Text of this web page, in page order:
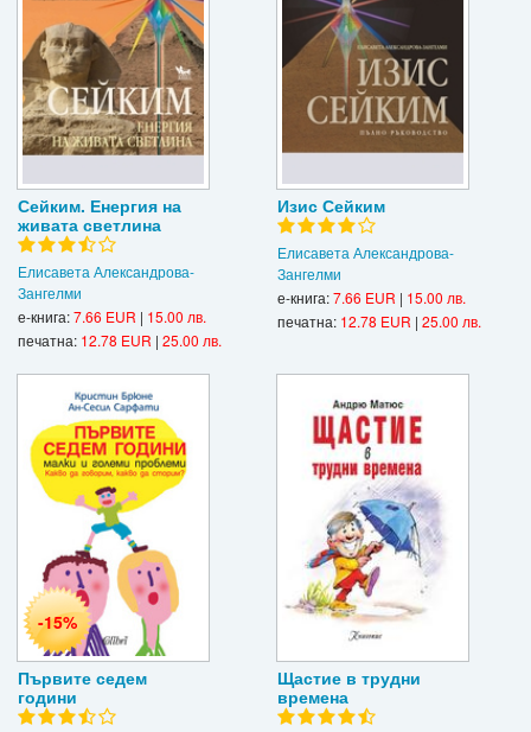
Контакти
Вход
Регистрация
Сейким. Енергия на
живата светлина
Елисавета Александрова-
Зангелми
е-книга:7.66 EUR | 15.00 лв.
печатна: 12.78 EUR | 25.00 лв.
Изис Сейким
Елисавета Александрова-
Зангелми
е-книга:7.66 EUR | 15.00 лв.
печатна: 12.78 EUR | 25.00 лв.
-15%
Първите седем
години
Щастие в трудни
времена